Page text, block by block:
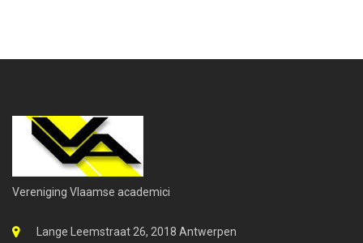
Vereniging Vlaamse academici
Lange Leemstraat 26, 2018 Antwerpen